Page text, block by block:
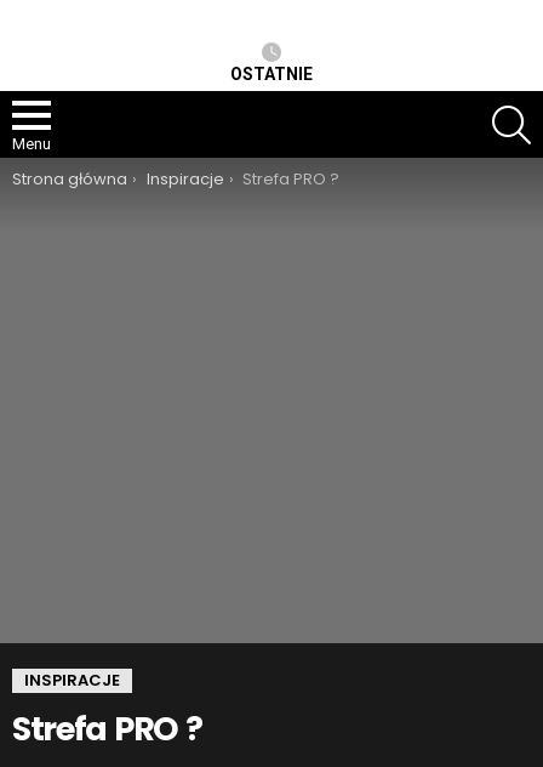
OSTATNIE
Menu
Jesteś tutaj:
Strona główna Inspiracje Strefa PRO ?
INSPIRACJE
Strefa PRO ?